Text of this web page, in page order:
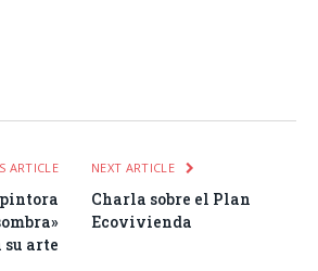
ARTICLE
su arte
NEXT ARTICLE
Charla sobre el Plan
Ecovivienda